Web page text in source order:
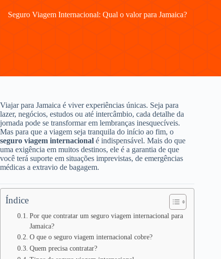
Seguro Viagem Internacional: Qual o valor para Jamaica?
Viajar para Jamaica é viver experiências únicas. Seja para
lazer, negócios, estudos ou até intercâmbio, cada detalhe da
jornada pode se transformar em lembranças inesquecíveis.
Mas para que a viagem seja tranquila do início ao fim, o
seguro viagem internacional é indispensável. Mais do que
uma exigência em muitos destinos, ele é a garantia de que
você terá suporte em situações imprevistas, de emergências
médicas a extravio de bagagem.
Índice
Por que contratar um seguro viagem internacional para
Jamaica?
O que o seguro viagem internacional cobre?
Quem precisa contratar?